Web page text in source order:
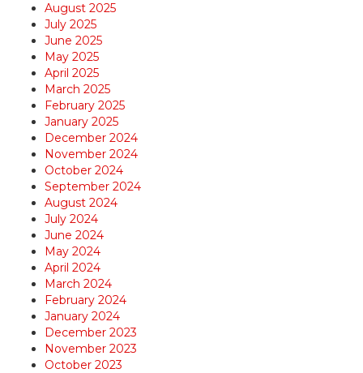
August 2025
July 2025
June 2025
May 2025
April 2025
March 2025
February 2025
January 2025
December 2024
November 2024
October 2024
September 2024
August 2024
July 2024
June 2024
May 2024
April 2024
March 2024
February 2024
January 2024
December 2023
November 2023
October 2023